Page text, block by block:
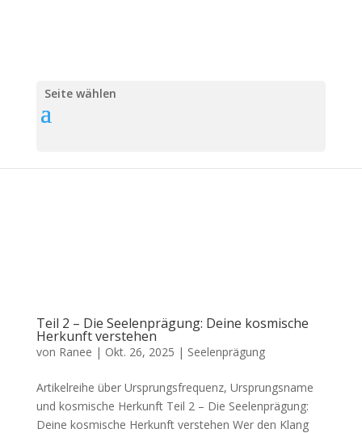
Seite wählen
Teil 2 – Die Seelenprägung: Deine kosmische
Herkunft verstehen
von Ranee | Okt. 26, 2025 | Seelenprägung
Artikelreihe über Ursprungsfrequenz, Ursprungsname
und kosmische Herkunft Teil 2 – Die Seelenprägung:
Deine kosmische Herkunft verstehen Wer den Klang